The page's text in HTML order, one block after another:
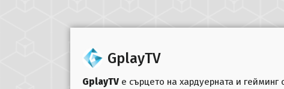
GplayTV
GplayTV е сърцето на хардуерната и гейминг